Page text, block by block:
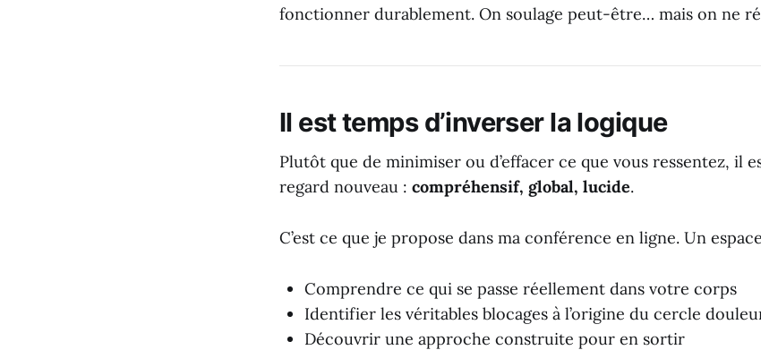
fonctionner durablement. On soulage peut-être… mais on ne
Il est temps d’inverser la logique
Plutôt que de minimiser ou d’effacer ce que vous ressentez, il
regard nouveau : compréhensif, global, lucide.
C’est ce que je propose dans ma conférence en ligne. Un
Comprendre ce qui se passe réellement dans votre corps
Identifier les véritables blocages à l’origine du cercle
Découvrir une approche construite pour en sortir